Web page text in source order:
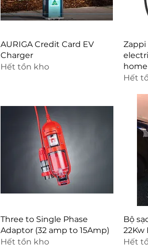
Xem nhanh
AURIGA Credit Card EV
Charger
Hết tồn kho
Zappi
home
Hết
Xem nhanh
Three to Single Phase
Adaptor (32 amp to 15Amp)
Hết tồn kho
Bộ
22Kw
Hết